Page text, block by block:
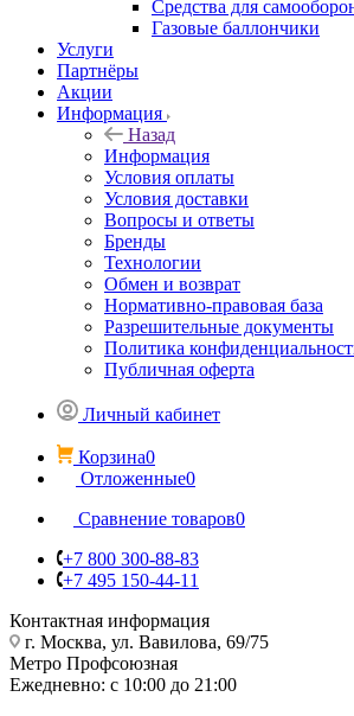
Средства для
Газовые баллончики
Услуги
Партнёры
Акции
Информация
Назад
Информация
Условия оплаты
Условия доставки
Вопросы и ответы
Бренды
Технологии
Обмен и возврат
Нормативно-правовая база
Разрешительные документы
Политика
Публичная оферта
Личный кабинет
Корзина0
Отложенные0
Сравнение товаров0
+7 800 300-88-83
+7 495 150-44-11
Контактная информация
г. Москва, ул. Вавилова, 69/75
Метро Профсоюзная
Ежедневно: с 10:00 до 21:00